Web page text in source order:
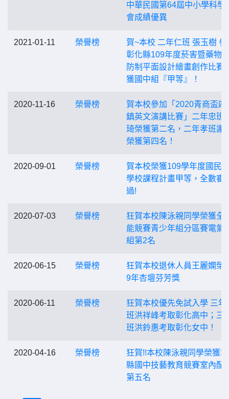
中華民國第64屆中小學科學
會成績優異
2021-01-11 榮譽榜
賀~本校 二年仁班 張玉樹 參
彰化縣109年度菸害暨藥物
防制平面設計繪畫創作比賽
獲國中組『甲等』！
2020-11-16 榮譽榜
賀本校參加「2020青商盃四
鎮英文演講比賽」二年忠班
琦榮獲第二名，二年孝班謝
榮獲第四名！
2020-09-01 榮譽榜
賀本校榮獲109學年度國民
學校課程計畫甲等，全數審
過!
2020-07-03 榮譽榜
狂賀本校陳泳親同學榮獲全
能競賽青少年組分區賽電氣
組第2名
2020-06-15 榮譽榜
狂賀本校退休人員王麗嫻榮
9年杏壇芬芳獎
2020-06-11 榮譽榜
狂賀本校優先免試入學 三年
班洪祥峰考取彰化高中；三
班洪鈴惠考取彰化女中！
2020-04-16 榮譽榜
狂賀!!本校陳泳親同學榮獲
縣國中技藝教育競賽室內配
第五名